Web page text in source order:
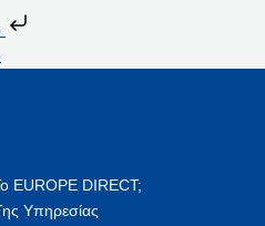
EUROPE DIRECT;
Υπηρεσίας